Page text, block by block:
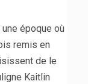
époque où
remis en
de le
Kaitlin